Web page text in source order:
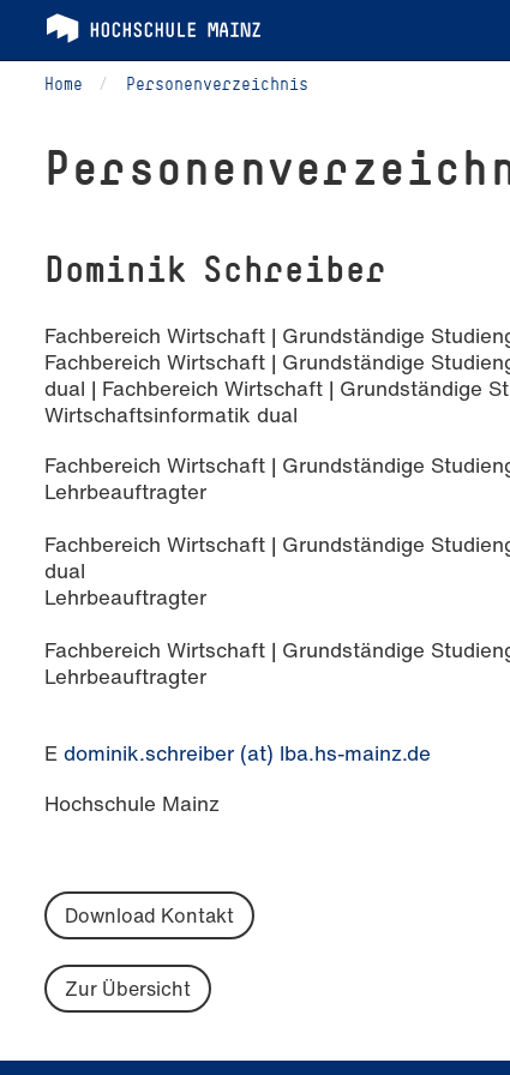
Home Personenverzeichnis
Dominik Schreiber
Fachbereich Wirtschaft | Grundständige
Fachbereich Wirtschaft | Grundständige
dual | Fachbereich Wirtschaft | Grundständige
Wirtschaftsinformatik dual
Fachbereich Wirtschaft | Grundständige
Lehrbeauftragter
Fachbereich Wirtschaft | Grundständige
dual
Lehrbeauftragter
Fachbereich Wirtschaft | Grundständige
Lehrbeauftragter
E dominik.schreiber (at) lba.hs-mainz.de
Hochschule Mainz
Download Kontakt
Zur Übersicht